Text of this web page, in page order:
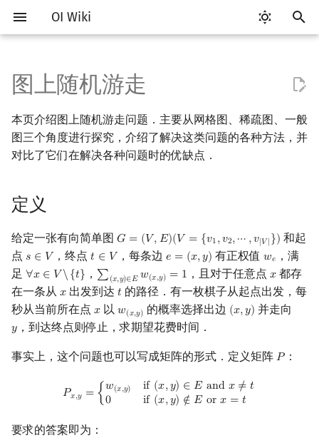
OI Wiki
入
以
开
始
索
Getting Started
关于本项目
OI Wiki 不是什么
格式手册
数学符号表
F.A.Q.
比赛相关简介
赛事 ICPC/CCPC 赛事与赛制
交互题
学习路线
学习资源
技巧
分段打表
出题
工具软件简介
代码编辑工具 Emacs
Eclipse
Notepad++
Kate
Arbiter
Lemon
命令行
命令行编译与调试
编译器
WSL (Windows 10)
通用
Interactor
Checker
语言基础简介
C++ 基础 C++ 语法基础
流程控制语句
高级数据类型
函数
STL 容器
string
pair
C++ 进阶
命名空间
引用
常量
新版 C++ 特性
C++ 与其他常用语言的区别
Pascal 转 C++ 急救
Python 速成
算法基础简介
复杂度 均摊复杂度
模拟
递归 & 分治
贪心
排序
选择排序
计数排序
基数排序
快速排序
搜索部分简介
DFS（搜索）
双向搜索
启发式搜索
A*
迭代加深搜索
动态规划部分简介
动态规划基础
背包 DP
区间 DP
DAG 上的 DP
树形 DP
单调队列/单调栈优化
Slope Trick 优化
WQS 二分
状态设计优化
字符串部分简介
字符串基础
字符串匹配
字符串哈希
字典树 (Trie)
前缀函数与 KMP 算法
最优原地后缀排序算法
数学部分简介
布尔代数 进位制
位操作
二进制集合操作
高精度计算
快速幂
模算术简介
欧拉函数
筛法
分解质因数
代数基本定理
快速沃尔什变换
Chirp Z 变换
多项式牛顿迭代
抽屉原理
错位排列
卡特兰数
斯特林数
向量
初等变换
行列式
线性空间
单纯形法
群论
Schreier–Sims 算法
条件概率与独立性
概率不等式
公平组合游戏
数值积分
数据结构部分简介
栈
链表
哈希表
并查集
并查集复杂度
堆
二叉堆
块状数组
Sqrt Tree
线段树合并 & 分裂
区间最值操作 & 区间历史
值
Kinetic Tournament Tree
Treap
替罪羊树
笛卡尔树
Size Balanced Tree
可持久化线段树
可持久化字典树
可持久化可并堆
平衡树套线段树
分块套树状数组
全局平衡二叉树
树基础
树的直径
树的重心
最近公共祖先
树链剖分
树上启发式合并
最短路
差分约束
同余最短路
最小生成树
最小树形图
强连通分量
双连通分量
圆方树
点/边连通度
网络流简介
最大流
费用流
上下界网络流
Stoer–Wagner 算法
图匹配
二分图最大匹配
一般图最大匹配
一般图最大权匹配
稳定匹配
定义
网格图
直接消元法
主元法
两种做法的对比
稀疏图
计算几何部分简介
二维计算几何基础
距离
Pick 定理
三角剖分
凸包
杂项简介
离散化
离线算法
CDQ 分治
分数规划
随机化
随机化技巧
悬线法
RMQ
并查集应用
线段树与离线询问
图上随机游走
本页介绍图上随机游走问题．主要从网格图、稀疏图、一般
图三个角度进行探究，介绍了解决这类问题的各种方法，并
对比了它们在解决各种问题时的优缺点．
定义
给定一张有向简单图 𝐺 = (𝑉,𝐸)(𝑉 = {𝑣1,𝑣2,⋯ ,𝑣|𝑉|})
G= (V E)(V={v1, 2, ⋯,v|V|} )
和起
点 𝑠 ∈ 𝑉
s ∈V ，终点𝑡 ∈ 𝑉
t ∈V ，每条边𝑒 = (𝑥,𝑦)
e =(x,y) 有正权值𝑤𝑒
we ，满
足 ∀𝑥 ∈ 𝑉 \{𝑡}
∀x∈V \{ t } ， ∑(𝑥,𝑦)∈𝐸 𝑤(𝑥,𝑦) = 1
∑(x,y)∈Ew(x,y) =1 ，且对于任意点𝑥
x 都存
在一条从 𝑥
x 出发到达𝑡
t 的路径．有一枚棋子从起点出发，每
秒从当前所在点 𝑥
x 以𝑤(𝑥,𝑦)
w(x,y) 的概率选择出边 (𝑥,𝑦)
(x,y) 并走向
𝑦
y，到达终点则停止，求期望花费时间．
事实上，这个问题也可以写成矩阵的形式．定义矩阵 𝑃
P ：
𝑃𝑥,𝑦 = { 𝑤(𝑥,𝑦) if (𝑥,𝑦) ∈ 𝐸 and 𝑥 ≠ 𝑡
0
if (𝑥,𝑦) ∉ 𝐸 or 𝑥 = 𝑡
={ )if(x y) Eandx ≠t0if (x,y) ∉ Eor
要求的答案即为：